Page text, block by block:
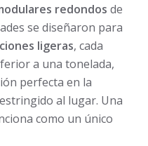
redondos de
se diseñaron para
ligeras, cada
a una tonelada,
perfecta en la
al lugar. Una
como un único